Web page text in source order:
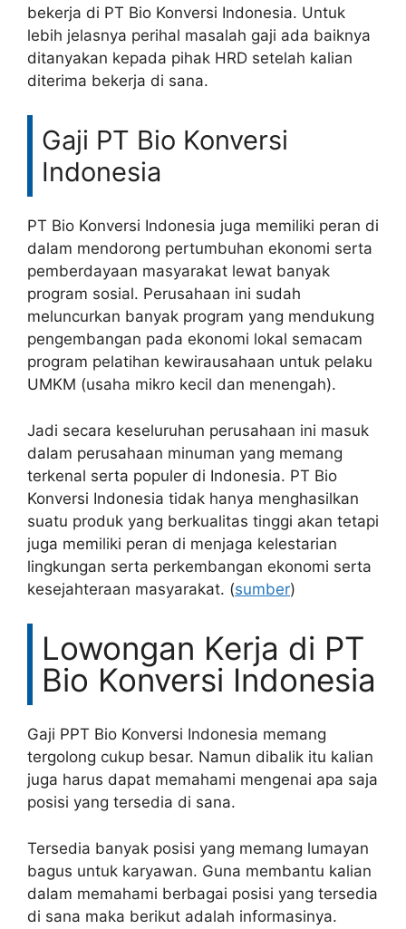
bekerja di PT Bio Konversi Indonesia. Untuk
lebih jelasnya perihal masalah gaji ada baiknya
ditanyakan kepada pihak HRD setelah kalian
diterima bekerja di sana.
Gaji PT Bio Konversi
Indonesia
PT Bio Konversi Indonesia juga memiliki peran di
dalam mendorong pertumbuhan ekonomi serta
pemberdayaan masyarakat lewat banyak
program sosial. Perusahaan ini sudah
meluncurkan banyak program yang mendukung
pengembangan pada ekonomi lokal semacam
program pelatihan kewirausahaan untuk pelaku
UMKM (usaha mikro kecil dan menengah).
Jadi secara keseluruhan perusahaan ini masuk
dalam perusahaan minuman yang memang
terkenal serta populer di Indonesia. PT Bio
Konversi Indonesia tidak hanya menghasilkan
suatu produk yang berkualitas tinggi akan tetapi
juga memiliki peran di menjaga kelestarian
lingkungan serta perkembangan ekonomi serta
kesejahteraan masyarakat. (sumber)
Lowongan Kerja di PT
Bio Konversi Indonesia
Gaji PPT Bio Konversi Indonesia memang
tergolong cukup besar. Namun dibalik itu kalian
juga harus dapat memahami mengenai apa saja
posisi yang tersedia di sana.
Tersedia banyak posisi yang memang lumayan
bagus untuk karyawan. Guna membantu kalian
dalam memahami berbagai posisi yang tersedia
di sana maka berikut adalah informasinya.